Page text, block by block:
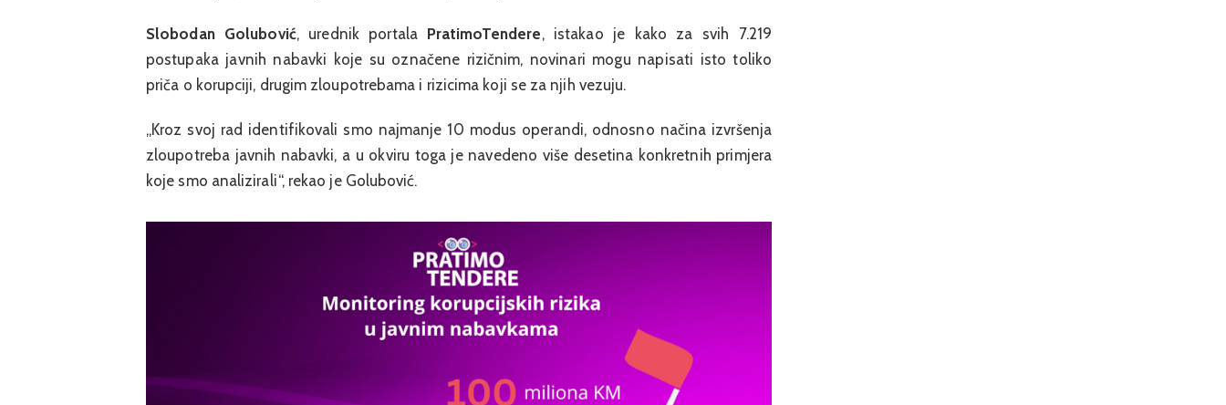
Slobodan Golubović, urednik portala PratimoTendere, istakao je kako za svih 7.219
postupaka javnih nabavki koje su označene rizičnim, novinari mogu napisati isto toliko
priča o korupciji, drugim zloupotrebama i rizicima koji se za njih vezuju.
„Kroz svoj rad identifikovali smo najmanje 10 modus operandi, odnosno načina izvršenja
zloupotreba javnih nabavki, a u okviru toga je navedeno više desetina konkretnih primjera
koje smo analizirali“, rekao je Golubović.